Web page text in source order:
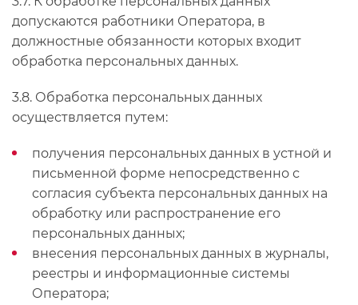
допускаются работники Оператора, в
должностные обязанности которых входит
обработка персональных данных.
3.8. Обработка персональных данных
осуществляется путем:
получения персональных данных в устной и
письменной форме непосредственно с
согласия субъекта персональных данных на
обработку или распространение его
персональных данных;
внесения персональных данных в журналы,
реестры и информационные системы
Оператора;